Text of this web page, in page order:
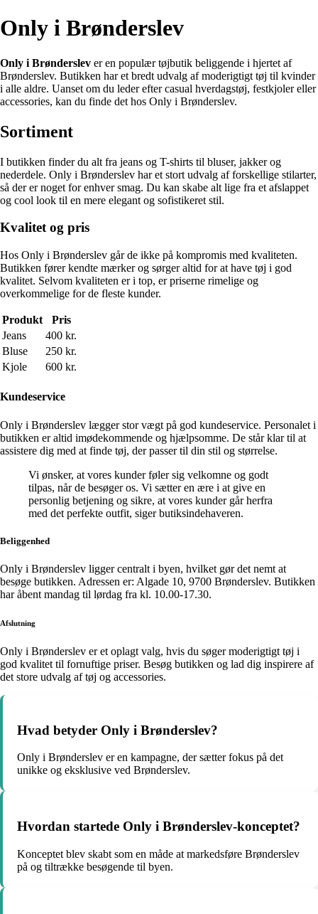
Only i Brønderslev
Only i Brønderslev er en populær tøjbutik beliggende i hjertet af
Brønderslev. Butikken har et bredt udvalg af moderigtigt tøj til kvinder
i alle aldre. Uanset om du leder efter casual hverdagstøj, festkjoler eller
accessories, kan du finde det hos Only i Brønderslev.
Sortiment
I butikken finder du alt fra jeans og T-shirts til bluser, jakker og
nederdele. Only i Brønderslev har et stort udvalg af forskellige stilarter,
så der er noget for enhver smag. Du kan skabe alt lige fra et afslappet
og cool look til en mere elegant og sofistikeret stil.
Kvalitet og pris
Hos Only i Brønderslev går de ikke på kompromis med kvaliteten.
Butikken fører kendte mærker og sørger altid for at have tøj i god
kvalitet. Selvom kvaliteten er i top, er priserne rimelige og
overkommelige for de fleste kunder.
Produkt
Pris
Jeans
400 kr.
Bluse
250 kr.
Kjole
600 kr.
Kundeservice
Only i Brønderslev lægger stor vægt på god kundeservice. Personalet i
butikken er altid imødekommende og hjælpsomme. De står klar til at
assistere dig med at finde tøj, der passer til din stil og størrelse.
Vi ønsker, at vores kunder føler sig velkomne og godt
tilpas, når de besøger os. Vi sætter en ære i at give en
personlig betjening og sikre, at vores kunder går herfra
med det perfekte outfit, siger butiksindehaveren.
Beliggenhed
Only i Brønderslev ligger centralt i byen, hvilket gør det nemt at
besøge butikken. Adressen er: Algade 10, 9700 Brønderslev. Butikken
har åbent mandag til lørdag fra kl. 10.00-17.30.
Afslutning
Only i Brønderslev er et oplagt valg, hvis du søger moderigtigt tøj i
god kvalitet til fornuftige priser. Besøg butikken og lad dig inspirere af
det store udvalg af tøj og accessories.
Hvad betyder Only i Brønderslev?
Only i Brønderslev er en kampagne, der sætter fokus på det
unikke og eksklusive ved Brønderslev.
Hvordan startede Only i Brønderslev-konceptet?
Konceptet blev skabt som en måde at markedsføre Brønderslev
på og tiltrække besøgende til byen.